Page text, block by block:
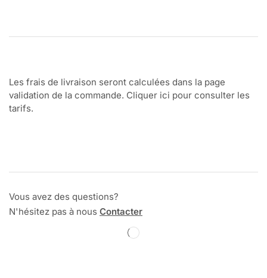
Les frais de livraison seront calculées dans la page
validation de la commande. Cliquer ici pour consulter les
tarifs.
Vous avez des questions?
N'hésitez pas à nous Contacter